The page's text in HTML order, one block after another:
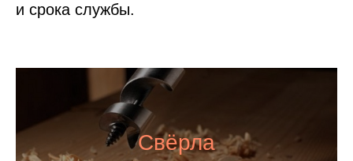
и срока службы.
Свёрла